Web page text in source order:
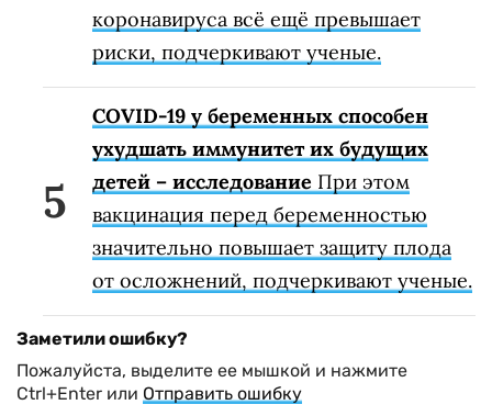
коронавируса всё ещё превышает
риски, подчеркивают ученые.
COVID-19 у беременных способен
ухудшать иммунитет их будущих
детей – исследование При этом
вакцинация перед беременностью
значительно повышает защиту плода
от осложнений, подчеркивают ученые.
Заметили ошибку?
Пожалуйста, выделите ее мышкой и нажмите
Ctrl+Enter или Отправить ошибку